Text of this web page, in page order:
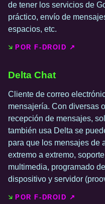
de tener los servicios de
práctico, envío de
espacios, etc.
POR F-DROID ↗️
Delta Chat
Cliente de correo
mensajería. Con diversas
recepción de mensajes,
también usa Delta se
para que los mensajes de
extremo a extremo,
multimedia, programado
dispositivo y servidor
POR F-DROID ↗️